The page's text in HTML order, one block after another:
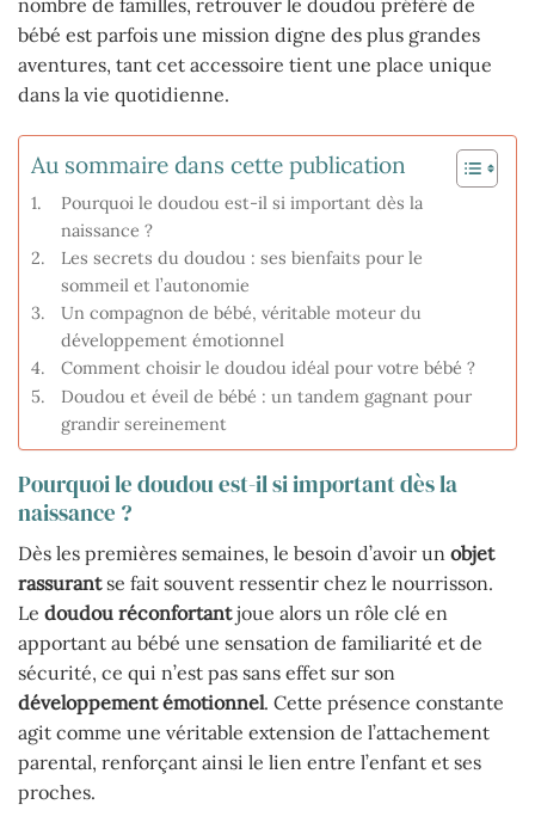
nombre de familles, retrouver le doudou préféré de
bébé est parfois une mission digne des plus grandes
aventures, tant cet accessoire tient une place unique
dans la vie quotidienne.
Au sommaire dans cette publication
Pourquoi le doudou est-il si important dès la
naissance ?
Les secrets du doudou : ses bienfaits pour le
sommeil et l’autonomie
Un compagnon de bébé, véritable moteur du
développement émotionnel
Comment choisir le doudou idéal pour votre bébé ?
Doudou et éveil de bébé : un tandem gagnant pour
grandir sereinement
Pourquoi le doudou est-il si important dès la
naissance ?
Dès les premières semaines, le besoin d’avoir un objet
rassurantse fait souvent ressentir chez le nourrisson.
Le doudou réconfortantjoue alors un rôle clé en
apportant au bébé une sensation de familiarité et de
sécurité, ce qui n’est pas sans effet sur son
développement émotionnel. Cette présence constante
agit comme une véritable extension de l’attachement
parental, renforçant ainsi le lien entre l’enfant et ses
proches.